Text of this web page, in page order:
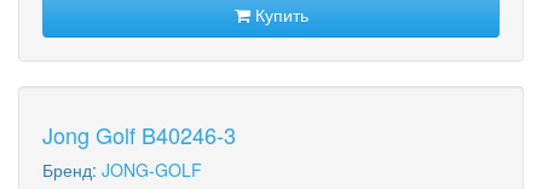
Купить
Jong Golf B40246-3
Бренд: JONG-GOLF